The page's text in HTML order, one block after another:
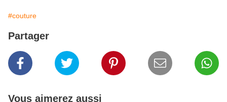
#couture
Partager
Vous aimerez aussi